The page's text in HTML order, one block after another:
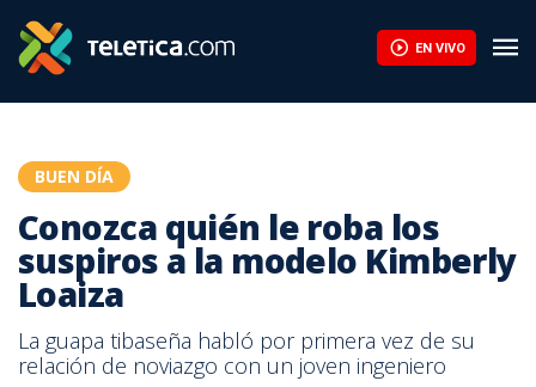
EN VIVO
BUEN DÍA
Conozca quién le roba los
suspiros a la modelo Kimberly
Loaiza
La guapa tibaseña habló por primera vez de su
relación de noviazgo con un joven ingeniero